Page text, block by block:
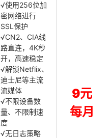
√使用256位加
密网络进行
SSL保护
√CN2、CIA线
路直连，4K秒
开，高速稳定
√解锁Netflix、
迪士尼等主流
流媒体
√不限设备数
量、不限制速
度
√无日志策略
9元
每月